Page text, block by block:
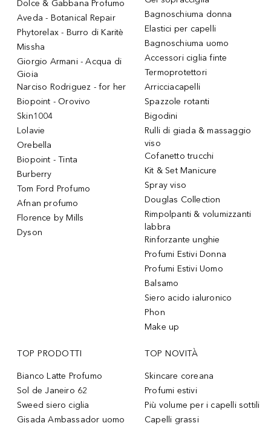
Dolce & Gabbana Profumo
Aveda - Botanical Repair
Phytorelax - Burro di Karitè
Missha
Giorgio Armani - Acqua di
Gioia
Narciso Rodriguez - for her
Biopoint - Orovivo
Skin1004
Lolavie
Orebella
Biopoint - Tinta
Burberry
Tom Ford Profumo
Afnan profumo
Florence by Mills
Dyson
Bagnoschiuma donna
Elastici per capelli
Bagnoschiuma uomo
Accessori ciglia finte
Termoprotettori
Arricciacapelli
Spazzole rotanti
Bigodini
Rulli di giada & massaggio
viso
Cofanetto trucchi
Kit & Set Manicure
Spray viso
Douglas Collection
Rimpolpanti & volumizzanti
labbra
Rinforzante unghie
Profumi Estivi Donna
Profumi Estivi Uomo
Balsamo
Siero acido ialuronico
Phon
Make up
TOP PRODOTTI
Bianco Latte Profumo
Sol de Janeiro 62
Sweed siero ciglia
Gisada Ambassador uomo
TOP NOVITÀ
Skincare coreana
Profumi estivi
Più volume per i capelli sottili
Capelli grassi